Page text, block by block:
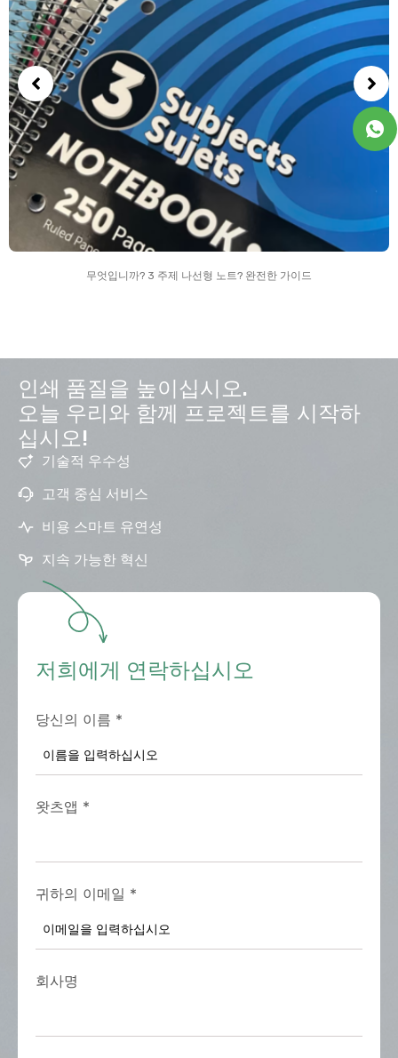
무엇입니까? 3 주제 나선형 노트? 완전한 가이드
인쇄 품질을 높이십시오.
오늘 우리와 함께 프로젝트를 시작하
십시오!
기술적 우수성
고객 중심 서비스
비용 스마트 유연성
지속 가능한 혁신
저희에게 연락하십시오
당신의 이름 *
왓츠앱 *
귀하의 이메일 *
회사명